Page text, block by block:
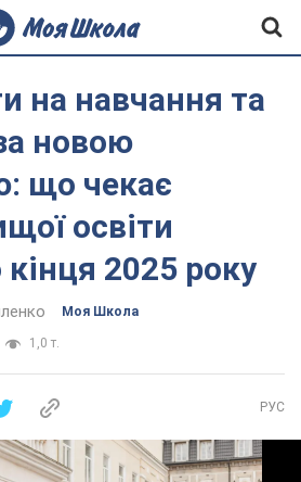
на навчання та
новою
що чекає
освіти
2025 року
Моя Школа
1,0 т.
РУС